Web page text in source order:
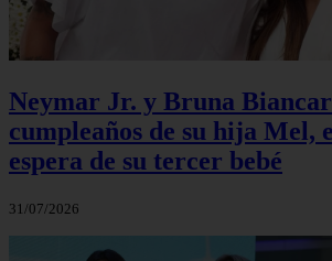
Neymar Jr. y Bruna
cumpleaños de su hija Mel,
espera de su tercer bebé
31/07/2026